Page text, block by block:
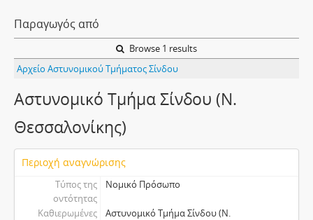
Παραγωγός από
Browse 1 results
Αρχείο Αστυνομικού Τμήματος Σίνδου
Αστυνομικό Τμήμα Σίνδου (Ν.
Θεσσαλονίκης)
Περιοχή αναγνώρισης
Τύπος της
οντότητας
Νομικό Πρόσωπο
Καθιερωμένες
Αστυνομικό Τμήμα Σίνδου (Ν.